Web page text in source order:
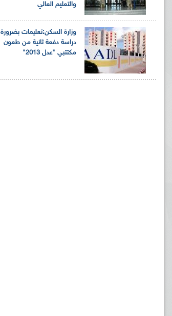
والتعليم العالي
وزارة السكن:تعليمات بضرورة
دراسة دفعة ثانية من طعون
مكتتبي "عدل 2013"